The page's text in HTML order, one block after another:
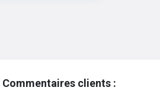
Commentaires clients :